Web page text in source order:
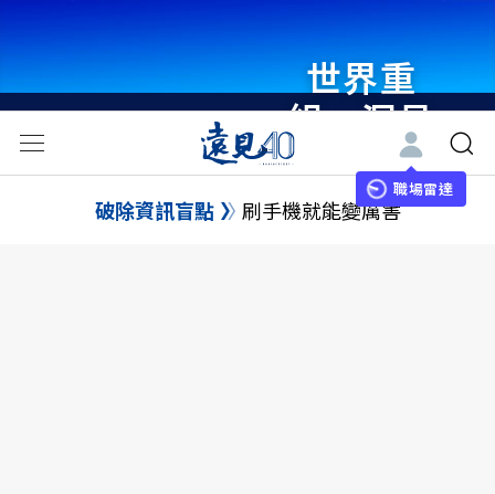
世界重
組・洞見
未來 與
世界領袖
職場雷達
破除資訊盲點 刷手機就能變厲害